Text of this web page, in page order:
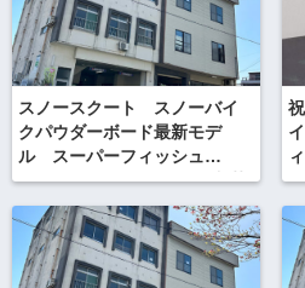
スノースクート スノーバイ
クパウダーボード最新モデ
ル スーパーフィッシュ
SUPER FISH 2018モデル入荷
しましたよ！